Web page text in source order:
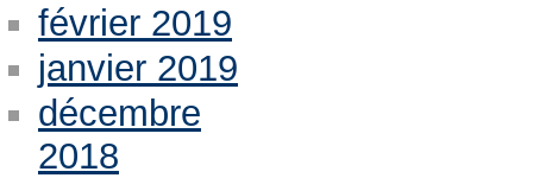
février 2019
janvier 2019
décembre
2018